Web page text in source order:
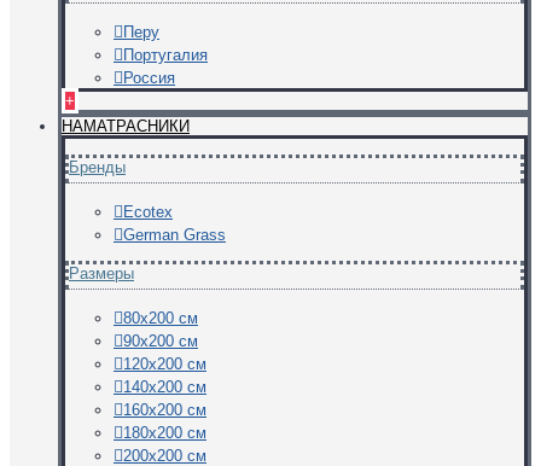
Перу
Португалия
Россия
+
НАМАТРАСНИКИ
Бренды
Ecotex
German Grass
Размеры
80х200 см
90х200 см
120х200 см
140х200 см
160х200 см
180х200 см
200х200 см